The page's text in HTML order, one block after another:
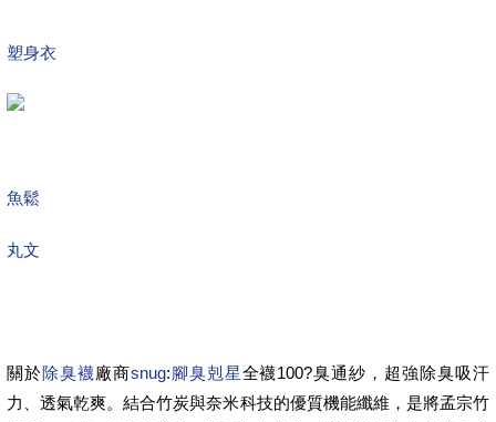
塑身衣
魚鬆
丸文
關於除臭襪廠商snug:腳臭剋星全襪100?臭通紗，超強除臭吸汗
力、透氣乾爽。結合竹炭與奈米科技的優質機能纖維，是將孟宗竹